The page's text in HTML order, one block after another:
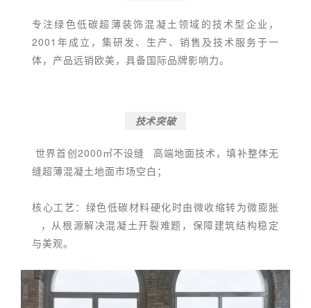
专注绿色低碳超薄装饰混凝土领域的技术型企业，
2001年成立，集研发、生产、销售及技术服务于一
体，产品远销欧美，具备国际品牌影响力。
技术突破
世界首创2000㎡不设缝
高端地面技术，填补整体无
缝超薄混凝土地面市场空白；
核心工艺：绿色低碳材料硬化时由微收缩转为微膨胀
，从根源解决混凝土开裂难题，保障建筑结构稳定
与美观。